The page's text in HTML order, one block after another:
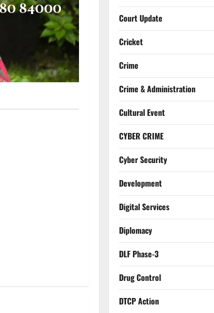
Court Update
Cricket
Crime
Crime & Administration
Cultural Event
CYBER CRIME
Cyber Security
Development
Digital Services
Diplomacy
DLF Phase-3
Drug Control
DTCP Action